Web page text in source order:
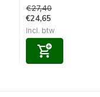
€27,40
€24,65
Incl. btw